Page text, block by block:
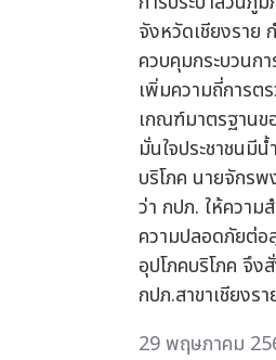
จังหวัดเชียงราย
ควบคุมกระบวนก
เพิ่มความถี่การ
เกณฑ์มาตรฐานข
มั่นใจประชาชนมี
บริโภค นายจักร
ว่า กปภ. ให้ควา
ความปลอดภัยต่อ
อุปโภคบริโภค จึง
กปภ.สาขาเชียงร
29 พฤษภาคม